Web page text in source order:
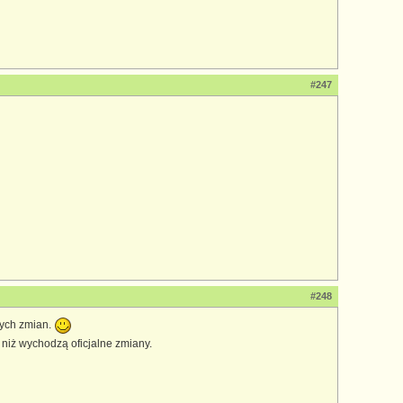
#247
#248
zmian.
wychodzą oficjalne zmiany.